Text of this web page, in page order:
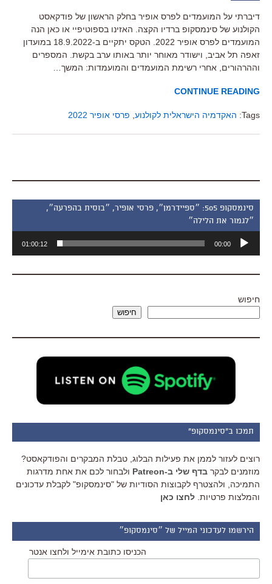
דיברתי על המועמדים לפרס אופיר בחלק הראשון של פודקאסט
הקולנוע של סינמסקופ ברדיו הקצה. האזינו בספוטיפיי או כאן הנה
המועמדים לפרס אופיר 2022. הטקס יתקיים ב-18.9.2022 במועדון
זאפה תל אביב, וישודר מאוחר יותר באותו ערב בקשת. המספרים
וההרהורים, אחרי רשימת המועמדים והמועמדות: המשך…
CONTINUE READING
Tags: האקדמיה הישראלית לקולנוע פרסי אופיר 2022
סינמסקופ 505: ״ספיידרמן״, פרסי אופיר, ״בוסית בהפרעה״,
״לגמור את הלילה״
אודיו
00:00
01:00:12
חיפוש
חיפוש
תמכו ב"סינמסקופ"
רוצים לעזור לממן את פעילות הבלוג, טבלת המבקרים והפודקאסט?
מוזמנים לבקר בדף שלי ב-Patreon
ולבחור לכם את אחת מדרגות
התמיכה, ולהצטרף לקבוצות הסודיות של "סינמסקופ" לקבלת עדכונים
והמלצות פרטיות. לחצו כאן
הירשמו לעדכוני המייל של ״סינמסקופ״
הכניסו כתובת אימייל ולחצו אנטר